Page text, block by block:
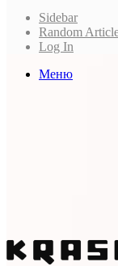
Sidebar
Random
Log In
Меню